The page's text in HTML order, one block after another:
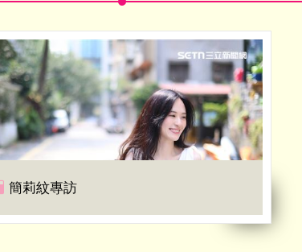
簡莉紋專訪